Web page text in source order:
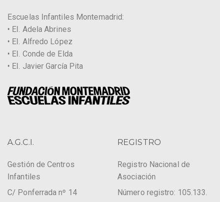
Escuelas Infantiles Montemadrid:
• EI. Adela Abrines
• EI. Alfredo López
• EI. Conde de Elda
• EI. Javier García Pita
A.G.C.I.
Gestión de Centros
Infantiles
C/ Ponferrada nº 14
REGISTRO
Registro Nacional de
Asociación
Número registro: 105.133.